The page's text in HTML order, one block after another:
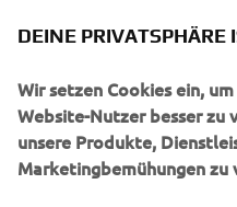
Die Registrierung erfolgt
www.oeamtc.at/
Die Teilnahme an den
DEINE PRIVATSPHÄRE
Wir setzen Cookies ein,
Website-Nutzer besser zu
unsere Produkte,
Marketingbemühungen zu